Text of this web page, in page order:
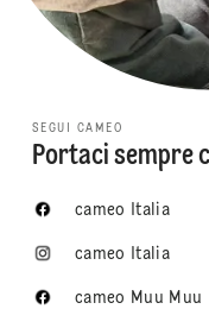
SEGUI CAMEO
Portaci sempre
cameo Italia
cameo Italia
cameo Muu Muu